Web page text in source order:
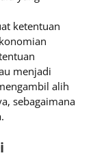
ketentuan
menjadi
alih
sebagaimana